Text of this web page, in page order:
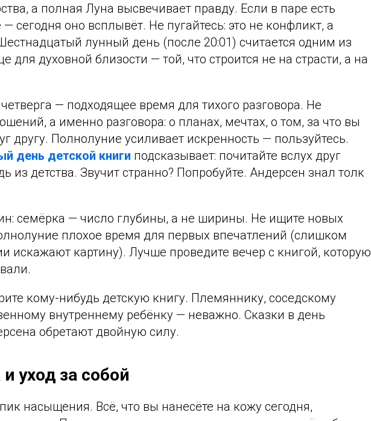
а полная Луна высвечивает правду. Если в паре есть
сегодня оно всплывёт. Не пугайтесь: это не конфликт, а
лунный день (после 20:01) считается одним из
для духовной близости — той, что строится не на страсти, а на
— подходящее время для тихого разговора. Не
а именно разговора: о планах, мечтах, о том, за что вы
другу. Полнолуние усиливает искренность — пользуйтесь.
день детской книги подсказывает: почитайте вслух друг
из детства. Звучит странно? Попробуйте. Андерсен знал толк
семёрка — число глубины, а не ширины. Не ищите новых
плохое время для первых впечатлений (слишком
искажают картину). Лучше проведите вечер с книгой, которую
кому-нибудь детскую книгу. Племяннику, соседскому
внутреннему ребёнку — неважно. Сказки в день
обретают двойную силу.
и уход за собой
насыщения. Всё, что вы нанесёте на кожу сегодня,